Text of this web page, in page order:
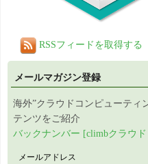
RSSフィードを取得する
メールマガジン登録
海外”クラウドコンピューティ
テンツをご紹介
バックナンバー [climbクラウ